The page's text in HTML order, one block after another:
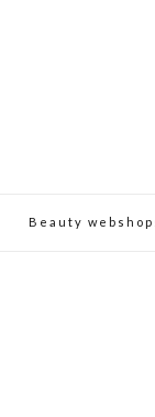
Beauty